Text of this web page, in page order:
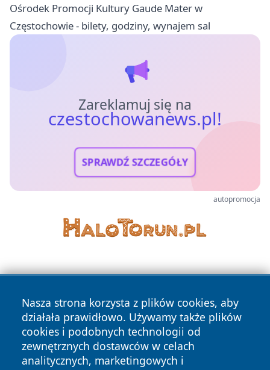
Ośrodek Promocji Kultury Gaude Mater w
Częstochowie - bilety, godziny, wynajem sal
Zareklamuj się na
czestochowanews.pl!
SPRAWDŹ SZCZEGÓŁY
autopromocja
Nasza strona korzysta z plików cookies, aby
działała prawidłowo. Używamy także plików
cookies i podobnych technologii od
zewnętrznych dostawców w celach
analitycznych, marketingowych i
Copyright © 2026 czestochowanews.pl Wszystkie prawa
zastrzeżone.